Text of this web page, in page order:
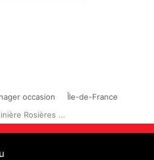
occasion
Île-de-France
Rosières ...